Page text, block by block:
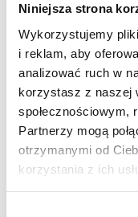
Niniejsza strona
Wykorzystujemy
i reklam, aby
analizować ruch w
korzystasz z naszej
społecznościowym,
Partnerzy mogą
otrzymanymi od
korzystania z ich
1992 –
chirurgii
Wątroby AM
Krawczyka
1995 –
1995 –
doktorskiej na
odlewowej